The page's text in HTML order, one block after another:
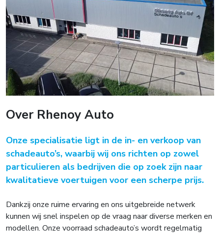
Over Rhenoy Auto
Onze specialisatie ligt in de in- en verkoop van
schadeauto’s, waarbij wij ons richten op zowel
particulieren als bedrijven die op zoek zijn naar
kwalitatieve voertuigen voor een scherpe prijs.
Dankzij onze ruime ervaring en ons uitgebreide netwerk
kunnen wij snel inspelen op de vraag naar diverse merken en
modellen. Onze voorraad schadeauto’s wordt regelmatig